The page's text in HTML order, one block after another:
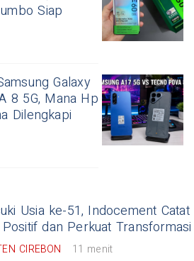
Siap
Galaxy
8 5G, Mana Hp
Dilengkapi
Usia ke-51, Indocement Catat
dan Perkuat Transformasi
CIREBON 11 menit